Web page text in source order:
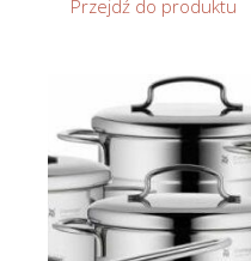
Przejdź do produktu